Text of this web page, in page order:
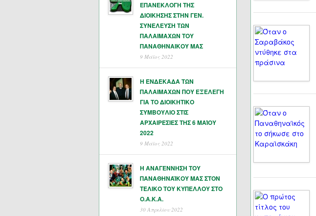
ΕΠΑΝΕΚΛΟΓΗ ΤΗΣ
ΔΙΟΙΚΗΣΗΣ ΣΤΗΝ ΓΕΝ.
ΣΥΝΕΛΕΥΣΗ ΤΩΝ
ΠΑΛΑΙΜΑΧΩΝ ΤΟΥ
ΠΑΝΑΘΗΝΑΙΚΟΥ ΜΑΣ
9 Μάϊος 2022
Η ΕΝΔΕΚΑΔΑ ΤΩΝ
ΠΑΛΑΙΜΑΧΩΝ ΠΟΥ ΕΞΕΛΕΓΗ
ΓΙΑ ΤΟ ΔΙΟΙΚΗΤΙΚΟ
ΣΥΜΒΟΥΛΙΟ ΣΤΙΣ
ΑΡΧΑΙΡΕΣΙΕΣ ΤΗΣ 6 ΜΑΊΟΥ
2022
9 Μάϊος 2022
Η ΑΝΑΓΕΝΝΗΣΗ ΤΟΥ
ΠΑΝΑΘΗΝΑΪΚΟΥ ΜΑΣ ΣΤΟΝ
ΤΕΛΙΚΟ ΤΟΥ ΚΥΠΕΛΛΟΥ ΣΤΟ
Ο.Α.Κ.Α.
30 Απριλίου 2022